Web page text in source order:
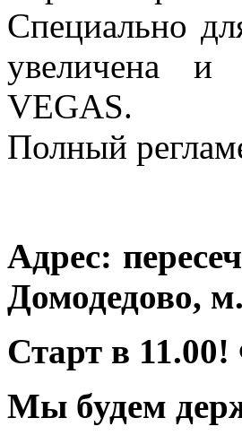
Специально
увеличена и
VEGAS.
Полный
Адрес:
Домодедово,
Старт в
Мы будем